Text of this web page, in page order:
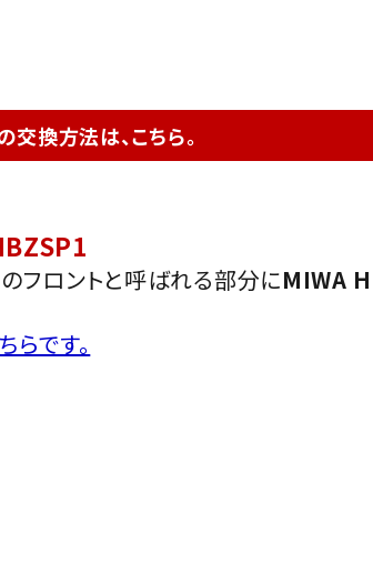
交換方法は、こちら。
フロントと呼ばれる部分にMIWA
らです。